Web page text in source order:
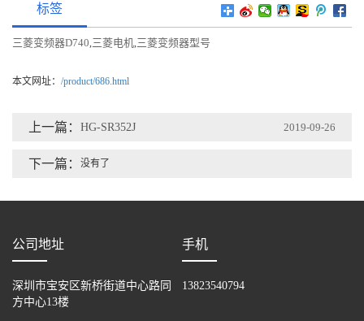
标签
三菱变频器D740 三菱电机 三菱变频器型号
本文网址： /product/686.html
上一篇： HG-SR352J 2019-09-26
下一篇： 没有了
公司地址
深圳市宝安区新桥街道中心路同
方中心13楼
手机
13823540794